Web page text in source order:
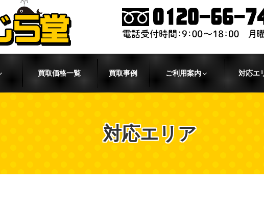
買取価格一覧 買取事例 ご利用案内 対応エ
対応エリア